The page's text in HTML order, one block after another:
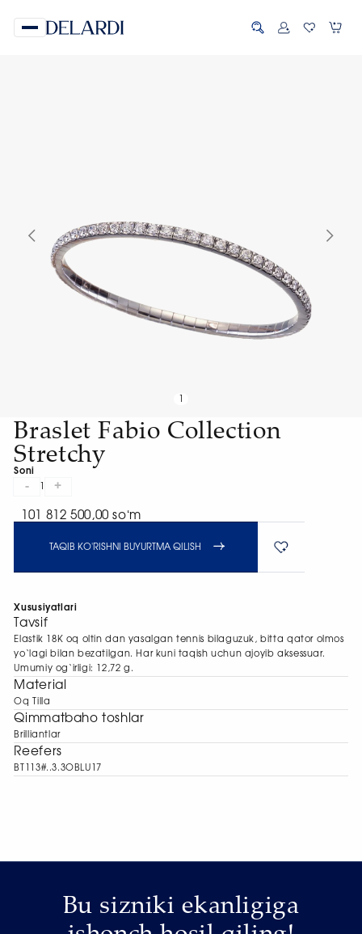
Braslet Fabio Collection
Stretchy
Soni
- +
101 812 500,00 soʻm
TAQIB KO'RISHNI BUYURTMA QILISH
Xususiyatlari
Tavsif
Elastik 18K oq oltin dan yasalgan tennis bilaguzuk, bitta qator olmos
yo‘lagi bilan bezatilgan. Har kuni taqish uchun ajoyib aksessuar.
Umumiy og‘irligi: 12,72 g.
Material
Oq Tilla
Qimmatbaho toshlar
Brilliantlar
Reefers
BT113#..3.3OBLU17
Bu sizniki ekanligiga